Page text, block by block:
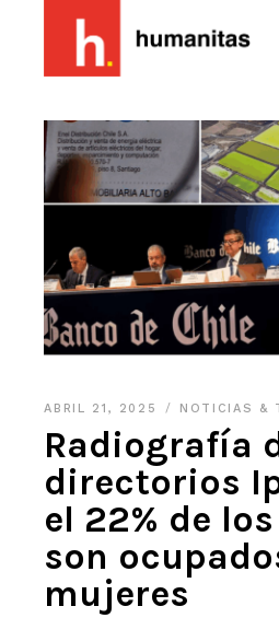
ABRIL 21, 2025 NOTICIAS &
Radiografía
directorios
el 22% de
son
mujeres